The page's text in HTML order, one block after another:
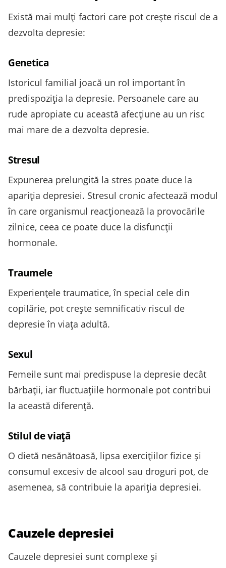
Există mai mulți factori care pot crește riscul de a
dezvolta depresie:
Genetica
Istoricul familial joacă un rol important în
predispoziția la depresie. Persoanele care au
rude apropiate cu această afecțiune au un risc
mai mare de a dezvolta depresie.
Stresul
Expunerea prelungită la stres poate duce la
apariția depresiei. Stresul cronic afectează modul
în care organismul reacționează la provocările
zilnice, ceea ce poate duce la disfuncții
hormonale.
Traumele
Experiențele traumatice, în special cele din
copilărie, pot crește semnificativ riscul de
depresie în viața adultă.
Sexul
Femeile sunt mai predispuse la depresie decât
bărbații, iar fluctuațiile hormonale pot contribui
la această diferență.
Stilul de viață
O dietă nesănătoasă, lipsa exercițiilor fizice și
consumul excesiv de alcool sau droguri pot, de
asemenea, să contribuie la apariția depresiei.
Cauzele depresiei
Cauzele depresiei sunt complexe și